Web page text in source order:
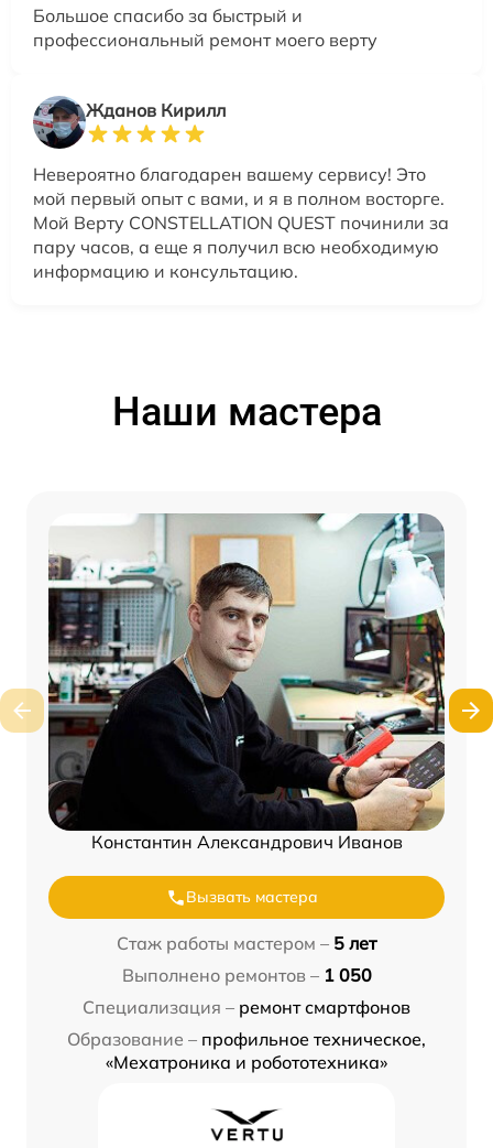
Большое спасибо за быстрый и
профессиональный ремонт моего верту
Жданов Кирилл
Невероятно благодарен вашему сервису! Это
мой первый опыт с вами, и я в полном восторге.
Мой Верту CONSTELLATION QUEST починили за
пару часов, а еще я получил всю необходимую
информацию и консультацию.
Наши мастера
Константин Александрович Иванов
Вызвать мастера
Стаж работы мастером – 5 лет
Выполнено ремонтов – 1 050
Специализация – ремонт смартфонов
Образование – профильное техническое,
«Мехатроника и робототехника»